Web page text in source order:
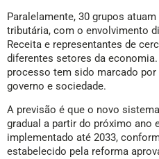
Paralelamente, 30 grupos
tributária, com o envolvimento
Receita e representantes de
diferentes setores da
processo tem sido marcado
governo e sociedade.
A previsão é que o novo
gradual a partir do próximo ano
implementado até 2033,
estabelecido pela reforma